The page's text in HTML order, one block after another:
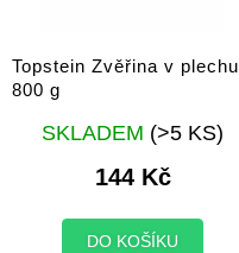
d
u
Topstein Zvěřina v plechu
800 g
Průměrné
hodnocení
produktu
je
z
SKLADEM (>5 KS)
144 Kč
DO KOŠÍKU